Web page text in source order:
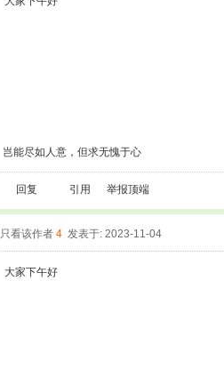
岂能尽如人意，但求无愧于心
回复 引用 举报顶端
只看该作者 4 发表于: 2023-11-04
大家下午好